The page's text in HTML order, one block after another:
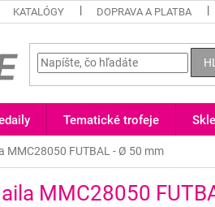
KATALÓGY DOPRAVA A PLATBA
Tematické trofeje
MMC28050 FUTBAL - Ø 50 mm
MMC28050